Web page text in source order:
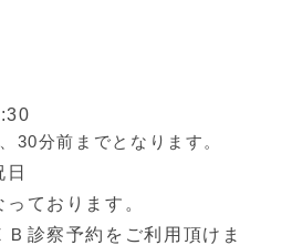
30分前までとなります。
日
っております。
診察予約をご利用頂けま